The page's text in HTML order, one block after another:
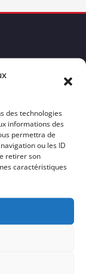
des technologies
informations des
permettra de
ou les ID
retirer son
caractéristiques
S
D
1
21
22